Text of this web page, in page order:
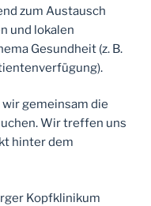
zum Austausch
und lokalen
Gesundheit (z. B.
wir gemeinsam die
Wir treffen uns
hinter dem
Kopfklinikum